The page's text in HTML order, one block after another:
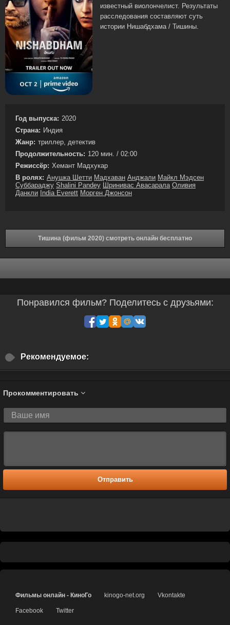
известный виолончелист. Результаты
расследования составляют суть
истории Нишабдхама / Тишины.
Год выпуска: 2020
Страна: Индия
Жанр: триллер, детектив
Продолжительность: 120 мин. / 02:00
Режиссёр: Хемант Мадхукар
В ролях: Анушка Шетти Мадхаван Анджали Майкл Мэдсен
Суббараджу Shalini Pandey Шринивас Авасарала Оливия
Данкли India Everett Морген Джонсон
Тишина (фильм 2020) смотреть онлайн бесплатно
Понравился фильм? Поделитесь с друзьями:
Рекомендуемое:
Прокомментировать
Отправить
Фильмы онлайн - КиноГо kinogo-net.org Vkontakte
Facebook Twitter